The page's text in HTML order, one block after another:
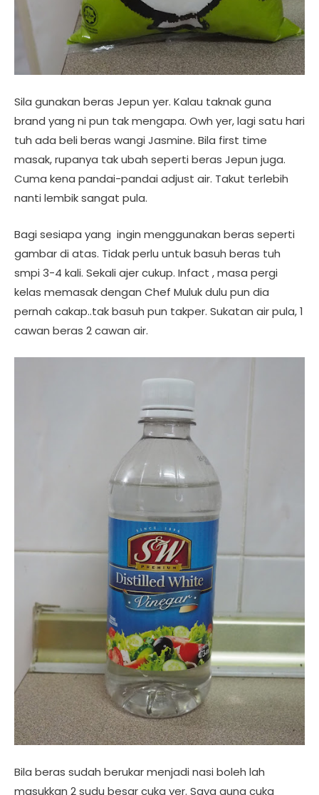
Sila gunakan beras Jepun yer. Kalau taknak guna
brand yang ni pun tak mengapa. Owh yer, lagi satu hari
tuh ada beli beras wangi Jasmine. Bila first time
masak, rupanya tak ubah seperti beras Jepun juga.
Cuma kena pandai-pandai adjust air. Takut terlebih
nanti lembik sangat pula.
Bagi sesiapa yang ingin menggunakan beras seperti
gambar di atas. Tidak perlu untuk basuh beras tuh
smpi 3-4 kali. Sekali ajer cukup. Infact , masa pergi
kelas memasak dengan Chef Muluk dulu pun dia
pernah cakap..tak basuh pun takper. Sukatan air pula, 1
cawan beras 2 cawan air.
Bila beras sudah berukar menjadi nasi boleh lah
masukkan 2 sudu besar cuka yer. Saya guna cuka